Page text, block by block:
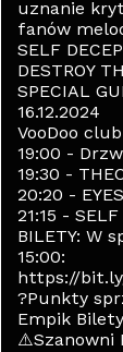
uznanie
fanów
SELF
DESTROY
SPECIAL
16.12.2024
VooDoo club
19:00 -
19:30 -
20:20 -
21:15 - SELF
BILETY: W
15:00:
https://bit.ly/
?Punkty
Empik Bilety
⚠️Szanowni